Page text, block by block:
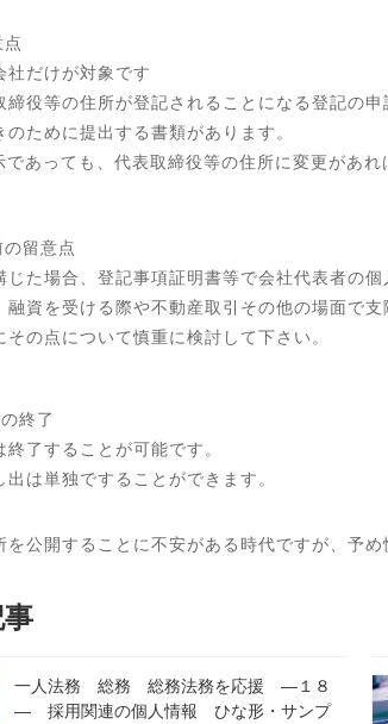
点
社だけが対象です
締役等の住所が登記されることになる登記の申
のために提出する書類があります。
あっても、代表取締役等の住所に変更があれ
の留意点
じた場合、登記事項証明書等で会社代表者の個
融資を受ける際や不動産取引その他の場面で支
その点について慎重に検討して下さい。
終了
終了することが可能です。
出は単独ですることができます。
を公開することに不安がある時代ですが、予
一人法務 総務 総務法務を応援 ―１８
― 採用関連の個人情報 ひな形・サンプ